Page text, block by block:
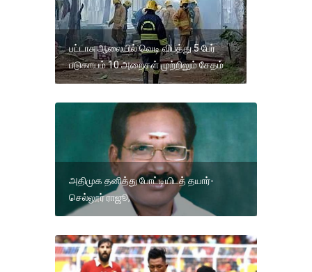
பட்டாசு ஆலையில் வெடி விபத்து 5 பேர்
படுகாயம் 10 அறைகள் முற்றிலும் சேதம்
அதிமுக தனித்து போட்டியிடத் தயார்-
செல்லூர் ராஜூ,